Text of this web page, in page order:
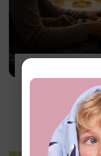
solutionnés -
sont essentiels au